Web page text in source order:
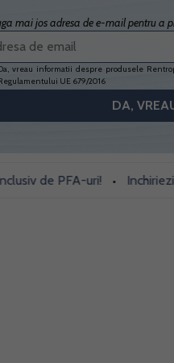
mai jos adresa de e-mail pentru a
vreau informatii despre produsele
UE 679/2016
PFA-uri! • Inchiriezi prin